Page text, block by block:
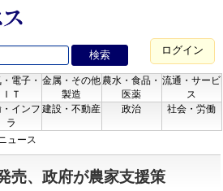
ログイン
電子・
ＩＴ
金属・その他
製造
農水・食品・
医薬
流通・サービ
ス
インフ
ラ
建設・不動産 政治 社会・労働
ュース
売、政府が農家支援策